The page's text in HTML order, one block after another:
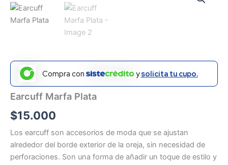
Compra con ysolicita tu cupo.
Earcuff Marfa Plata
$15.000
Los earcuff son accesorios de moda que se ajustan
alrededor del borde exterior de la oreja, sin necesidad de
perforaciones. Son una forma de añadir un toque de estilo y
Plata
cantidad